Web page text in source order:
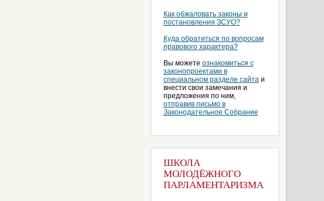
Как обжаловать законы и
постановления ЗСУО?
Куда обратиться по вопросам
правового характера?
Вы можете ознакомиться с
законопроектами в
специальном разделе сайтаи
внести свои замечания и
предложения по ним,
отправив письмо в
Законодательное Собрание
ШКОЛА
МОЛОДЁЖНОГО
ПАРЛАМЕНТАРИЗМА